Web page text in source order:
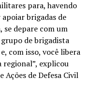
para, havendo
apoiar brigadas de
depare com um
de brigadista
com isso, você libera
explicou
de Defesa Civil